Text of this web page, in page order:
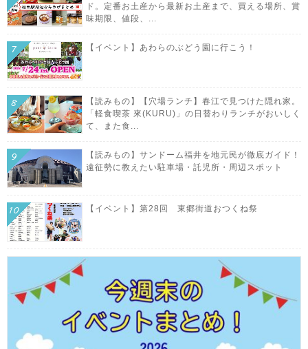
ド。定番お土産から最新お土産まで、買える場所、賞
味期限、値段、...
【イベント】あわらのぶどう園に行こう！
【読みもの】【穴場ランチ】春江で見つけた隠れ家。
「軽食喫茶 來(KURU)」の日替わりランチがおいしく
て、また食...
【読みもの】サンドーム福井を地元民が徹底ガイド！
遠征勢に教えたい駐車場・託児所・周辺スポット
【イベント】第28回 東郷街道おつくね祭